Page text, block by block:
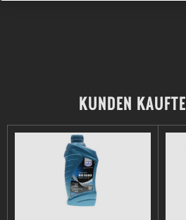
KUNDEN